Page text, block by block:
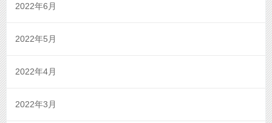
2022年6月
2022年5月
2022年4月
2022年3月